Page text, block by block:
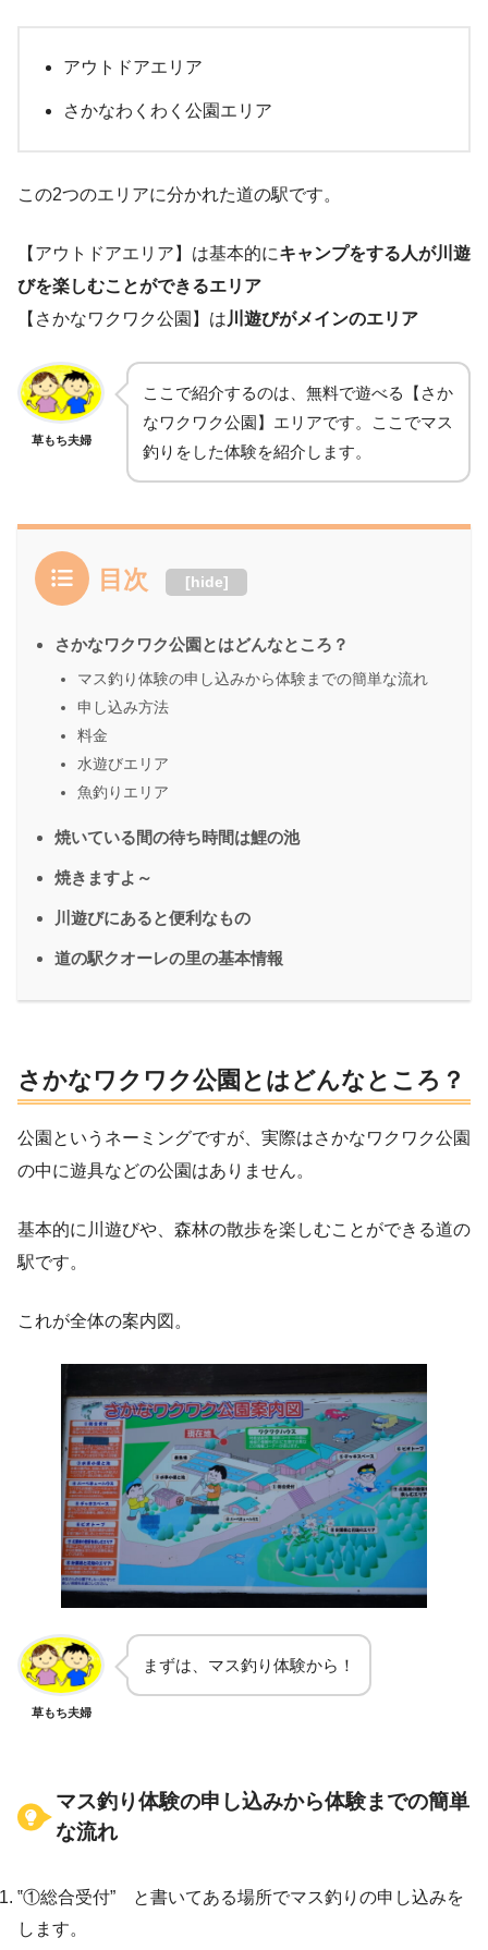
アウトドアエリア
さかなわくわく公園エリア
この2つのエリアに分かれた道の駅です。
【アウトドアエリア】は基本的にキャンプをする人が川遊
びを楽しむことができるエリア
【さかなワクワク公園】は 川遊びがメインのエリア
草もち夫婦
ここで紹介するのは、無料で遊べる【さか
なワクワク公園】エリアです。ここでマス
釣りをした体験を紹介します。
目次 [hide]
さかなワクワク公園とはどんなところ？
マス釣り体験の申し込みから体験までの簡単な流れ
申し込み方法
料金
水遊びエリア
魚釣りエリア
焼いている間の待ち時間は鯉の池
焼きますよ～
川遊びにあると便利なもの
道の駅クオーレの里の基本情報
さかなワクワク公園とはどんなところ？
公園というネーミングですが、実際はさかなワクワク公園
の中に遊具などの公園はありません。
基本的に川遊びや、森林の散歩を楽しむことができる道の
駅です。
これが全体の案内図。
草もち夫婦
まずは、マス釣り体験から！
マス釣り体験の申し込みから体験までの簡単
な流れ
‟①総合受付” と書いてある場所でマス釣りの申し込みを
します。